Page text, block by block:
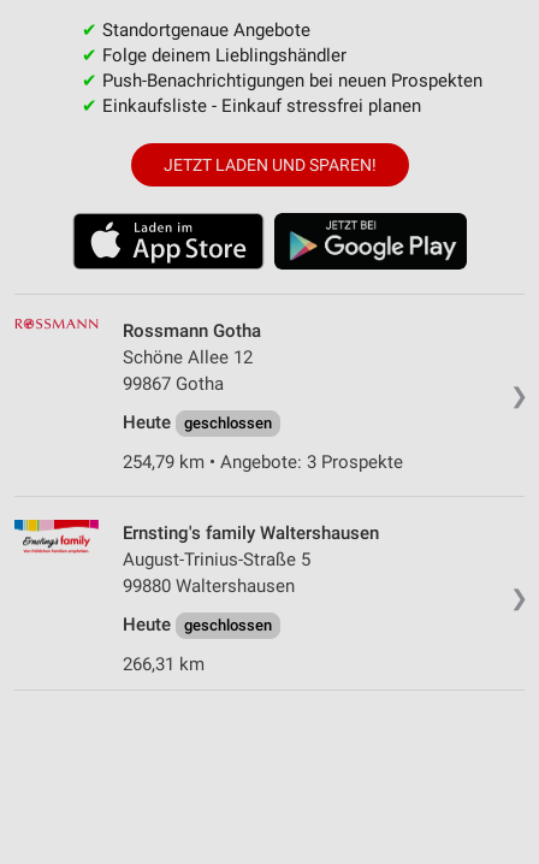
✔ Standortgenaue Angebote
✔ Folge deinem Lieblingshändler
✔ Push-Benachrichtigungen bei neuen Prospekten
✔ Einkaufsliste - Einkauf stressfrei planen
JETZT LADEN UND SPAREN!
❯
Rossmann Gotha
Schöne Allee 12
99867 Gotha
Heute
geschlossen
254,79 km • Angebote: 3 Prospekte
❯
Ernsting's family Waltershausen
August-Trinius-Straße 5
99880 Waltershausen
Heute
geschlossen
266,31 km